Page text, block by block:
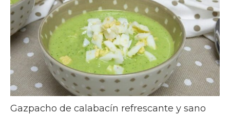
Gazpacho de calabacín refrescante y sano